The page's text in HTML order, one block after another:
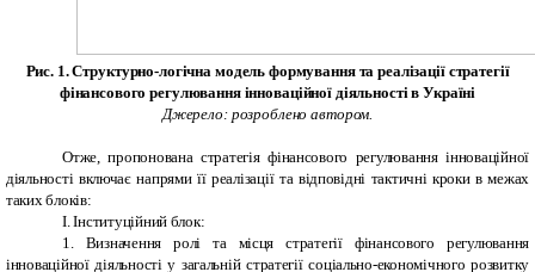
Рис. 1. Структурно-логічна модель формування та реалізації стратегії
фінансового регулювання інноваційної діяльності в Україні
Джерело: розроблено автором.
Отже, пропонована стратегія фінансового регулювання інноваційної
діяльності включає напрями її реалізації та відповідні тактичні кроки в межах
таких блоків:
I . Інституційний блок:
1. Визначення ролі та місця стратегії фінансового регулювання
інноваційної діяльності у загальній стратегії соціально-економічного розвитку